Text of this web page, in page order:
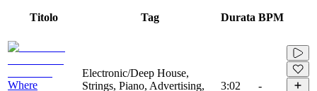
Titolo Tag Durata BPM
Where
Electronic/Deep House,
Strings, Piano, Advertising,
3:02 -